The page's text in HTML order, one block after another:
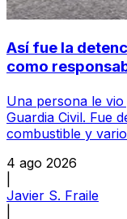
Así fue la
como
Una persona le
Guardia Civil. Fue
combustible y
4 ago 2026
Javier S. Fraile